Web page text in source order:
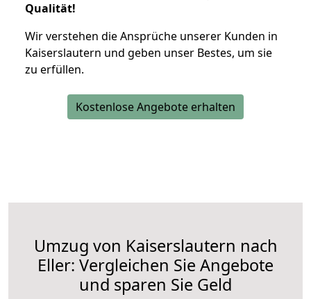
Qualität!
Wir verstehen die Ansprüche unserer Kunden in
Kaiserslautern und geben unser Bestes, um sie
zu erfüllen.
Kostenlose Angebote erhalten
Umzug von Kaiserslautern nach
Eller: Vergleichen Sie Angebote
und sparen Sie Geld